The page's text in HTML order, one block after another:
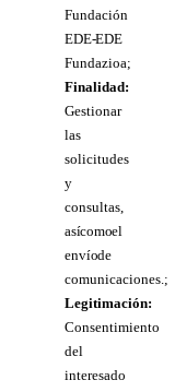
Fundación
EDE- EDE
Fundazioa;
Finalidad:
Gestionar
las
solicitudes
y
consultas,
así como el
envío de
comunicaciones.;
Legitimación:
Consentimiento
del
interesado